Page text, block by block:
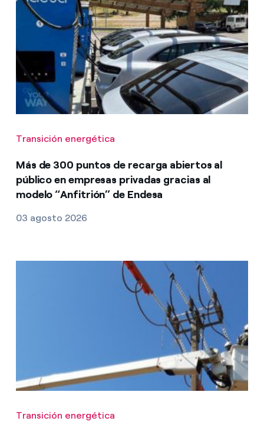
Transición energética
Más de 300 puntos de recarga abiertos al
público en empresas privadas gracias al
modelo “Anfitrión” de Endesa
03 agosto 2026
Transición energética